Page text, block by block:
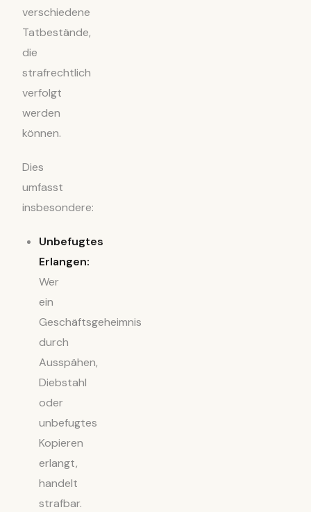
verschiedene
Tatbestände,
die
strafrechtlich
verfolgt
werden
können.
Dies
umfasst
insbesondere:
Unbefugtes
Erlangen:
Wer
ein
Geschäftsgeheimnis
durch
Ausspähen,
Diebstahl
oder
unbefugtes
Kopieren
erlangt,
handelt
strafbar.